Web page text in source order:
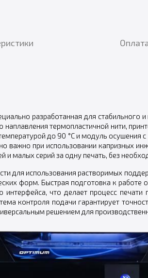
разработанная для стабильного
термопластичной нити,
до 90 °C и модуль осушения
важно при использовании капризных
малых серий за одну печать, без
для использования растворимых
форм. Быстрая подготовка к работе
что делает процесс
контроля подачи гарантирует
решением для